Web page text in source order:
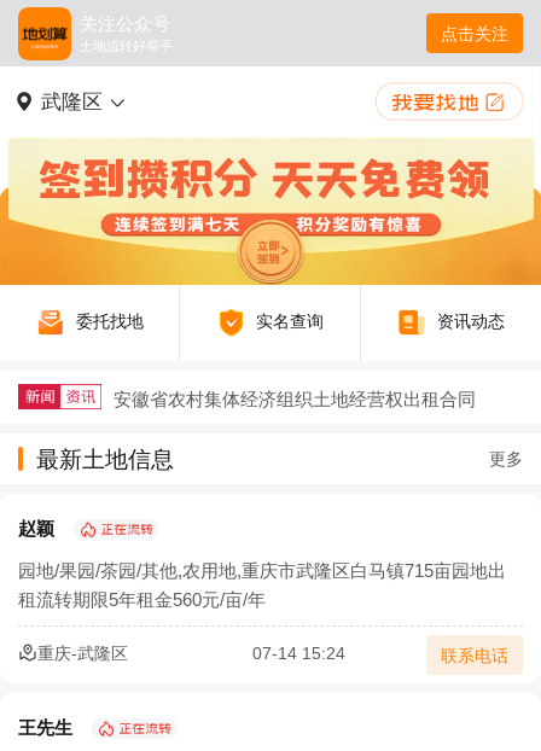
关注公众号
土地流转好帮手
点击关注
武隆区
委托找地 实名查询 资讯动态
农村生态农业如何以废弃物循环守护绿水青山
农村三产融合让农业既有 “土味” 又有 “新意”
农业部：集体土地经营权流转须2/3村民代表同意
最新土地信息 更多
赵颖
园地/果园/茶园/其他,农用地,重庆市武隆区白马镇715亩园地出
租流转期限5年租金560元/亩/年
重庆-武隆区 07-14 15:24 联系电话
王先生